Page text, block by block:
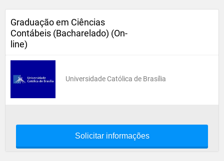
Graduação em Ciências
Contábeis (Bacharelado) (On-
line)
Universidade Católica de Brasília
Solicitar informações